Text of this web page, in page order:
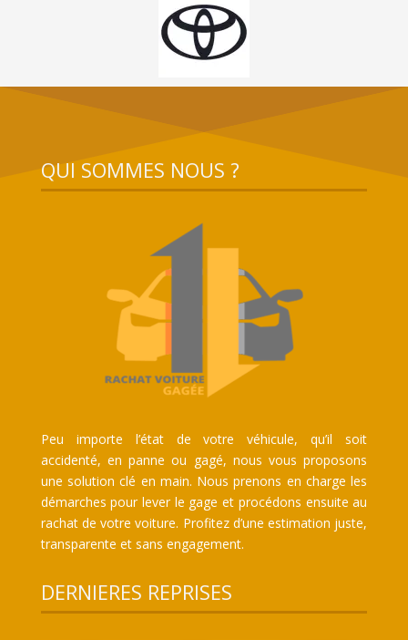
QUI SOMMES NOUS ?
Peu importe l’état de votre véhicule, qu’il soit
accidenté, en panne ou gagé, nous vous proposons
une solution clé en main. Nous prenons en charge les
démarches pour lever le gage et procédons ensuite au
rachat de votre voiture. Profitez d’une estimation juste,
transparente et sans engagement.
DERNIERES REPRISES